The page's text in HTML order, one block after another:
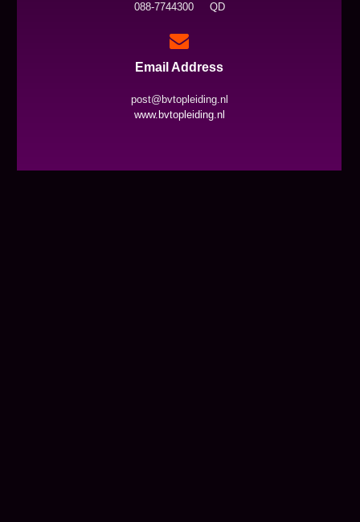
088-7744300 QD
Email Address
post@bvtopleiding.nl
www.bvtopleiding.nl